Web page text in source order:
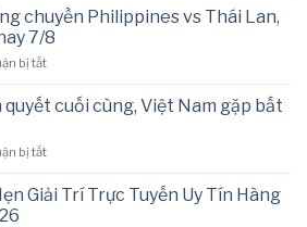
trực
tiếp
bóng
đá
Cup
nay
chuyền Philippines vs Thái Lan,
7/8
bị tắtở
tiếp
bóng
Philippines
Thái
quyết cuối cùng, Việt Nam gặp bất
bị tắtở
ra
phán
Giải Trí Trực Tuyến Uy Tín Hàng